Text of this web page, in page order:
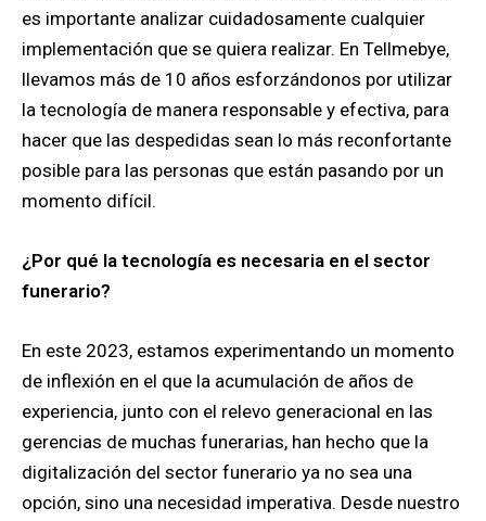
es importante analizar cuidadosamente cualquier
implementación que se quiera realizar. En Tellmebye,
llevamos más de 10 años esforzándonos por utilizar
la tecnología de manera responsable y efectiva, para
hacer que las despedidas sean lo más reconfortante
posible para las personas que están pasando por un
momento difícil.
¿Por qué la tecnología es necesaria en el sector
funerario?
En este 2023, estamos experimentando un momento
de inflexión en el que la acumulación de años de
experiencia, junto con el relevo generacional en las
gerencias de muchas funerarias, han hecho que la
digitalización del sector funerario ya no sea una
opción, sino una necesidad imperativa. Desde nuestro